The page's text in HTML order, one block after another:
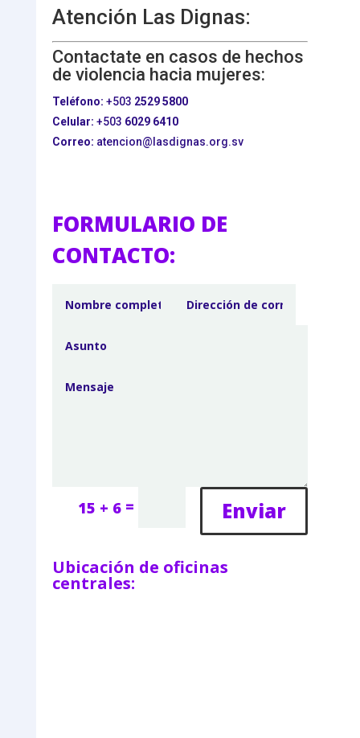
Atención Las Dignas:
Contactate en casos de hechos
de violencia hacia mujeres:
Teléfono: +503 2529 5800
Celular: +503 6029 6410
Correo: atencion@lasdignas.org.sv
FORMULARIO DE
CONTACTO:
15 + 6 = Enviar
Ubicación de oficinas
centrales: